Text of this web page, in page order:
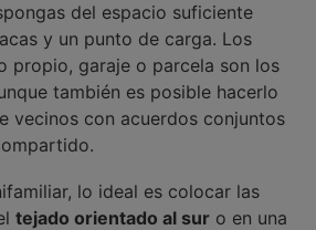
del espacio suficiente
y un punto de carga. Los
propio, garaje o parcela son los
también es posible hacerlo
vecinos con acuerdos conjuntos
lo ideal es colocar las
tejado orientado al sur o en una